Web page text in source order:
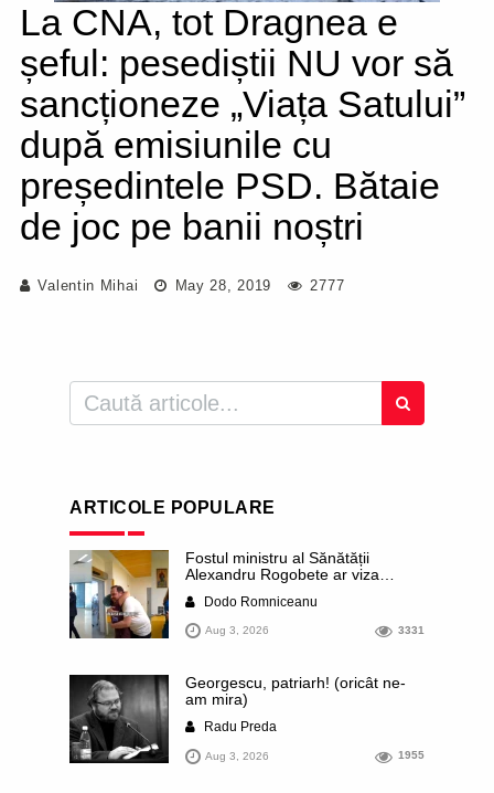
La CNA, tot Dragnea e
șeful: pesediștii NU vor să
sancționeze „Viața Satului”
după emisiunile cu
președintele PSD. Bătaie
de joc pe banii noștri
Valentin Mihai May 28, 2019 2777
ARTICOLE POPULARE
Fostul ministru al Sănătății
Alexandru Rogobete ar viza
al orașului Timișoara. Pesedistul
publică imagini demne de Coreea
de Nord cu femei din Timișoara
Dodo Romniceanu
Aug 3, 2026 3331
Georgescu, patriarh! (oricât ne-
am mira)
Radu Preda
Aug 3, 2026 1955